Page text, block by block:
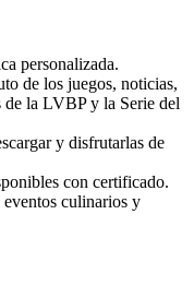
personalizada.
de los juegos, noticias,
de la LVBP y la Serie del
y disfrutarlas de
con certificado.
eventos culinarios y